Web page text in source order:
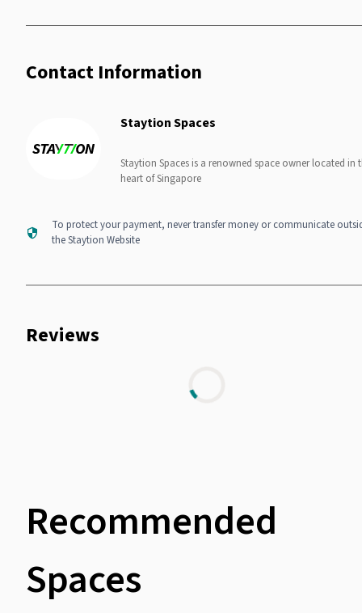
Contact Information
Staytion Spaces
Staytion Spaces is a renowned space owner located in
heart of Singapore
To protect your payment, never transfer money or communicate
the Staytion Website
Reviews
Recommended
Spaces